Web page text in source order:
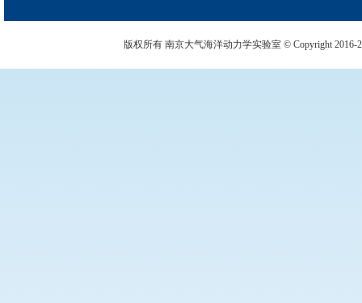
版权所有 南京大气海洋动力学实验室 © Copyright 2016-